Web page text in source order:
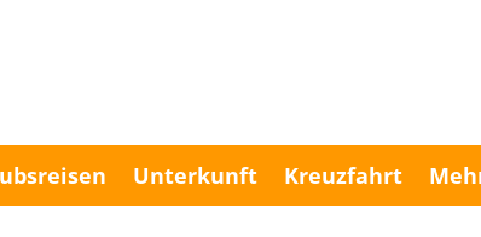
Unterkunft Kreuzfahrt